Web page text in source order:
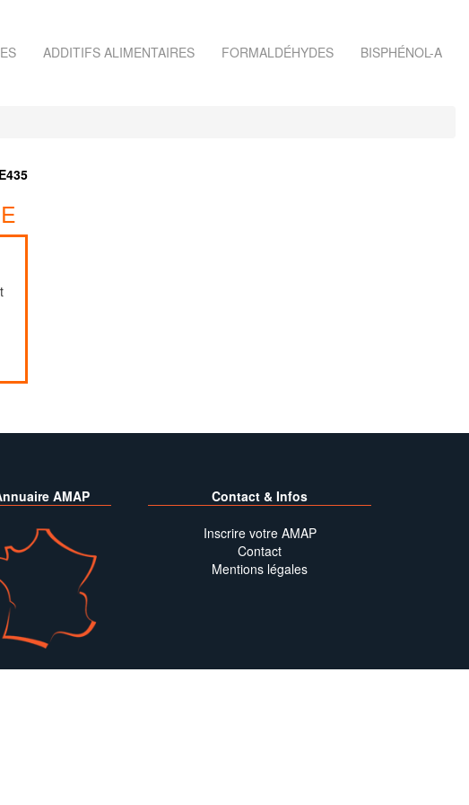
ADDITIFS ALIMENTAIRES FORMALDÉHYDES BISPHÉNOL-A
AMAP Contact & Infos
Inscrire votre AMAP
Contact
Mentions légales